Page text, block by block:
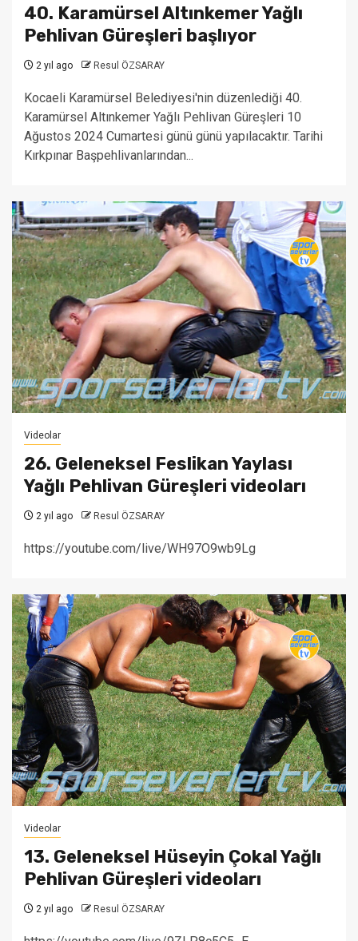
40. Karamürsel Altınkemer Yağlı
Pehlivan Güreşleri başlıyor
2 yıl ago Resul ÖZSARAY
Kocaeli Karamürsel Belediyesi'nin düzenlediği 40.
Karamürsel Altınkemer Yağlı Pehlivan Güreşleri 10
Ağustos 2024 Cumartesi günü günü yapılacaktır. Tarihi
Kırkpınar Başpehlivanlarından...
Videolar
26. Geleneksel Feslikan Yaylası
Yağlı Pehlivan Güreşleri videoları
2 yıl ago Resul ÖZSARAY
https://youtube.com/live/WH97O9wb9Lg
Videolar
13. Geleneksel Hüseyin Çokal Yağlı
Pehlivan Güreşleri videoları
2 yıl ago Resul ÖZSARAY